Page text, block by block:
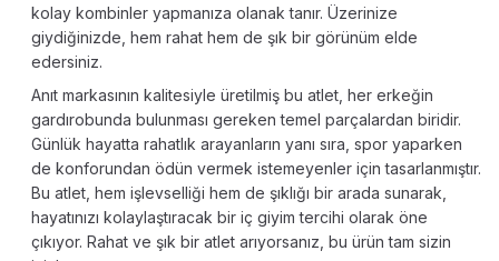
kolay kombinler yapmanıza olanak tanır. Üzerinize
giydiğinizde, hem rahat hem de şık bir görünüm elde
edersiniz.
Anıt markasının kalitesiyle üretilmiş bu atlet, her erkeğin
gardırobunda bulunması gereken temel parçalardan biridir.
Günlük hayatta rahatlık arayanların yanı sıra, spor yaparken
de konforundan ödün vermek istemeyenler için tasarlanmıştır.
Bu atlet, hem işlevselliği hem de şıklığı bir arada sunarak,
hayatınızı kolaylaştıracak bir iç giyim tercihi olarak öne
çıkıyor. Rahat ve şık bir atlet arıyorsanız, bu ürün tam sizin